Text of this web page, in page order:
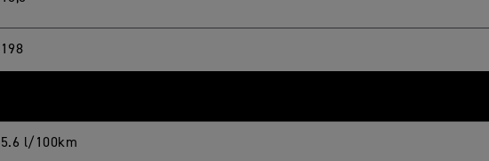
198
5.6 l/100km